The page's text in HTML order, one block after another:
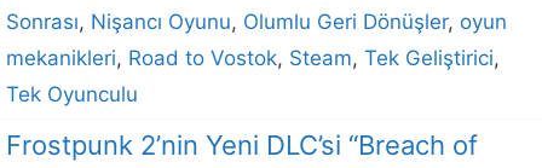
Sonrası, Nişancı Oyunu, Olumlu Geri Dönüşler, oyun
mekanikleri, Road to Vostok, Steam, Tek Geliştirici,
Tek Oyunculu
Frostpunk 2’nin Yeni DLC’si “Breach of